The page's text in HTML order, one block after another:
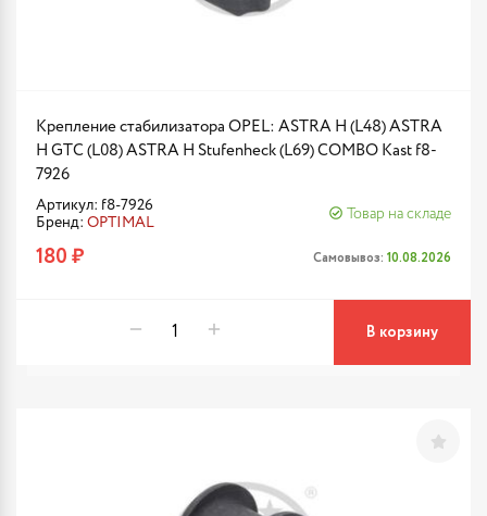
Крепление стабилизатора OPEL: ASTRA H (L48) ASTRA
H GTC (L08) ASTRA H Stufenheck (L69) COMBO Kast f8-
7926
Артикул: f8-7926
Бренд: OPTIMAL
Товар на складе
180 ₽ Самовывоз: 10.08.2026
В корзину